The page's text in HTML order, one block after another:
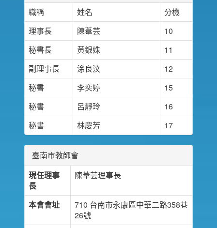
職稱
姓名
分機
理事長
陳葦芸
10
秘書長
黃銀姝
11
副理事長
涂良汶
12
秘書
李奕婷
15
秘書
呂靜玲
16
秘書
林慶芳 17
臺南市教師會
現任理事
長
陳葦芸理事長
本會會址
710 台南市永康區中華二路358巷
26號